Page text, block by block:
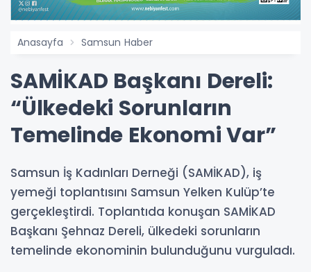
Anasayfa Samsun Haber
SAMİKAD Başkanı Dereli:
“Ülkedeki Sorunların
Temelinde Ekonomi Var”
Samsun İş Kadınları Derneği (SAMİKAD), iş
yemeği toplantısını Samsun Yelken Kulüp’te
gerçekleştirdi. Toplantıda konuşan SAMİKAD
Başkanı Şehnaz Dereli, ülkedeki sorunların
temelinde ekonominin bulunduğunu vurguladı.